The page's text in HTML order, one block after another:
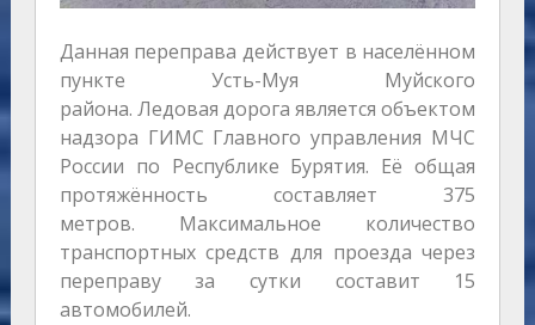
Данная переправа действует в населённом
пункте Усть-Муя Муйского
района. Ледовая дорога является объектом
надзора ГИМС Главного управления МЧС
России по Республике Бурятия. Её общая
протяжённость составляет 375
метров. Максимальное количество
транспортных средств для проезда через
переправу за сутки составит 15
автомобилей.